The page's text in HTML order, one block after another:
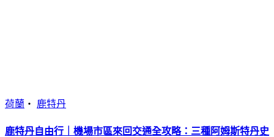
荷蘭 ・ 鹿特丹
鹿特丹自由行｜機場市區來回交通全攻略：三種阿姆斯特丹史